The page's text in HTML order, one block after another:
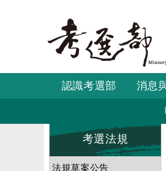
要
容
認識考選部 消息
考選法規
法規草案公告